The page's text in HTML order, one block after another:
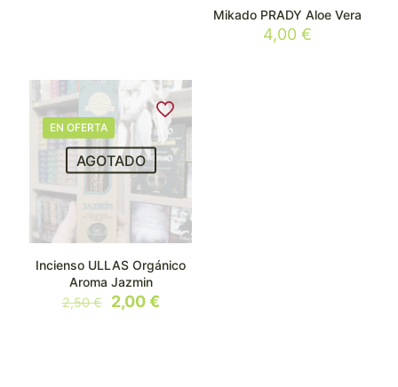
Mikado PRADY Aloe Vera
4,00 €
EN OFERTA
AGOTADO
Incienso ULLAS Orgánico
Aroma Jazmin
2,50€
El
precio
2,00€El